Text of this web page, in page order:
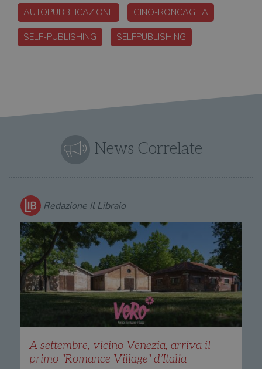
AUTOPUBBLICAZIONE GINO-RONCAGLIA
SELF-PUBLISHING SELFPUBLISHING
News Correlate
Redazione Il Libraio
A settembre, vicino Venezia, arriva il
primo "Romance Village" d’Italia